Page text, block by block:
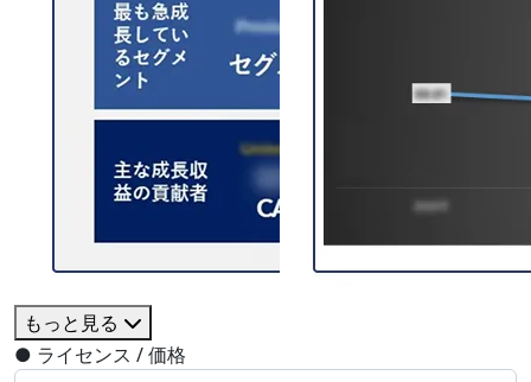
もっと見る
● ライセンス / 価格